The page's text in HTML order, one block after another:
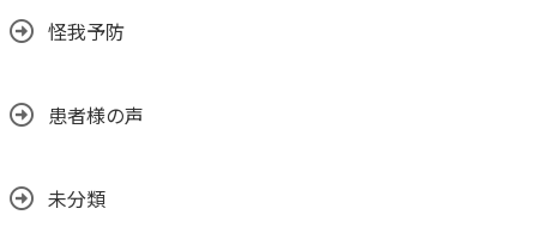
怪我予防
患者様の声
未分類